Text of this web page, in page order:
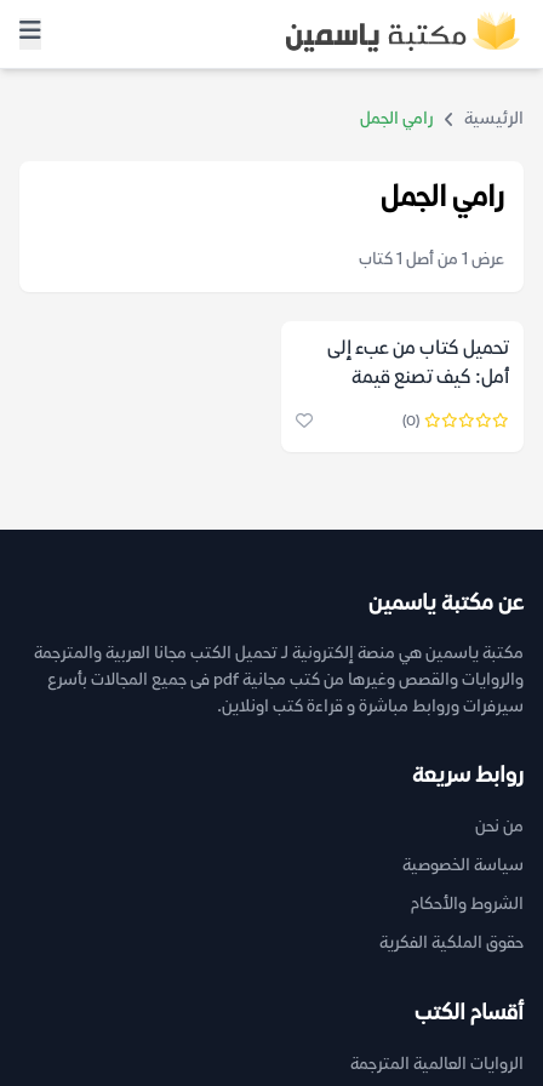
الرئيسية رامي الجمل
رامي الجمل
عرض 1 من أصل 1 كتاب
تحميل كتاب من عبء إلى
أمل: كيف تصنع قيمة
لنفسك ولمجتمعك pdf
(0)
عن مكتبة ياسمين
مكتبة ياسمين هي منصة إلكترونية لـ تحميل الكتب مجانا العربية والمترجمة
والروايات والقصص وغيرها من كتب مجانية pdf فى جميع المجالات بأسرع
سيرفرات وروابط مباشرة و قراءة كتب اونلاين.
روابط سريعة
من نحن
سياسة الخصوصية
الشروط والأحكام
حقوق الملكية الفكرية
أقسام الكتب
الروايات العالمية المترجمة